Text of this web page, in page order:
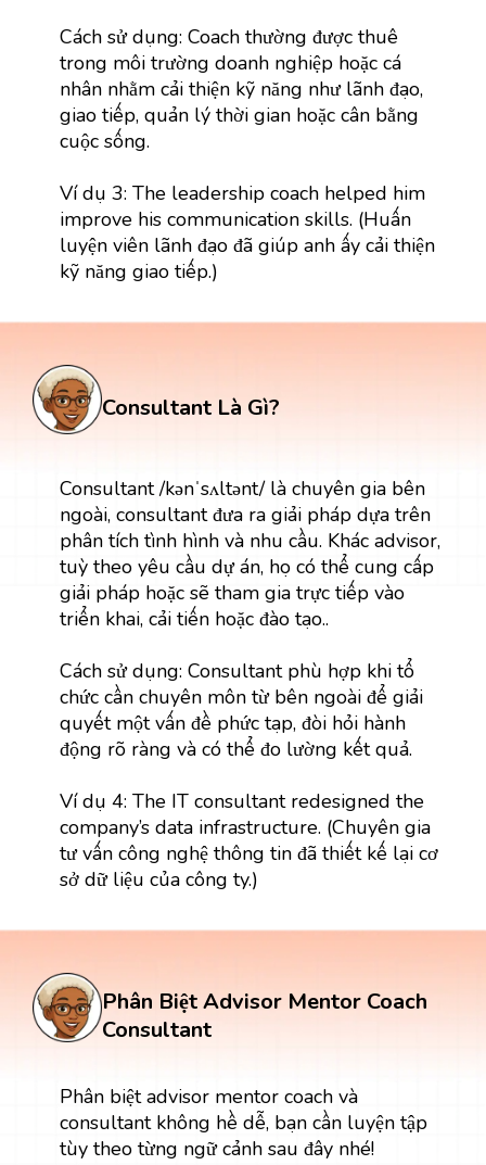
Cách sử dụng: Coach thường được thuê
trong môi trường doanh nghiệp hoặc cá
nhân nhằm cải thiện kỹ năng như lãnh đạo,
giao tiếp, quản lý thời gian hoặc cân bằng
cuộc sống.
Ví dụ 3: The leadership coach helped him
improve his communication skills. (Huấn
luyện viên lãnh đạo đã giúp anh ấy cải thiện
kỹ năng giao tiếp.)
Consultant Là Gì?
Consultant /kənˈsʌltənt/ là chuyên gia bên
ngoài, consultant đưa ra giải pháp dựa trên
phân tích tình hình và nhu cầu. Khác advisor,
tuỳ theo yêu cầu dự án, họ có thể cung cấp
giải pháp hoặc sẽ tham gia trực tiếp vào
triển khai, cải tiến hoặc đào tạo..
Cách sử dụng: Consultant phù hợp khi tổ
chức cần chuyên môn từ bên ngoài để giải
quyết một vấn đề phức tạp, đòi hỏi hành
động rõ ràng và có thể đo lường kết quả.
Ví dụ 4: The IT consultant redesigned the
company’s data infrastructure. (Chuyên gia
tư vấn công nghệ thông tin đã thiết kế lại cơ
sở dữ liệu của công ty.)
Phân Biệt Advisor Mentor Coach
Consultant
Phân biệt advisor mentor coach và
consultant không hề dễ, bạn cần luyện tập
tùy theo từng ngữ cảnh sau đây nhé!